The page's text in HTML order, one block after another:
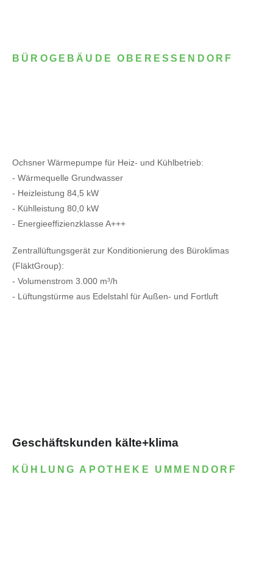
BÜROGEBÄUDE OBERESSENDORF
Ochsner Wärmepumpe für Heiz- und Kühlbetrieb:
- Wärmequelle Grundwasser
- Heizleistung 84,5 kW
- Kühlleistung 80,0 kW
- Energieeffizienzklasse A+++
Zentrallüftungsgerät zur Konditionierung des Büroklimas
(FläktGroup):
- Volumenstrom 3.000 m³/h
- Lüftungstürme aus Edelstahl für Außen- und Fortluft
Geschäftskunden kälte+klima
KÜHLUNG APOTHEKE UMMENDORF